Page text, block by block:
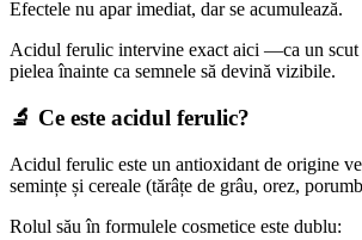
Efectele nu apar imediat, dar se acumulează.
Acidul ferulic intervine exact aici —ca un scut
pielea înainte ca semnele să devină vizibile.
🔬 Ce este acidul ferulic?
Acidul ferulic este un antioxidant de origine
semințe și cereale (tărâțe de grâu, orez,
Rolul său în formulele cosmetice este dublu: